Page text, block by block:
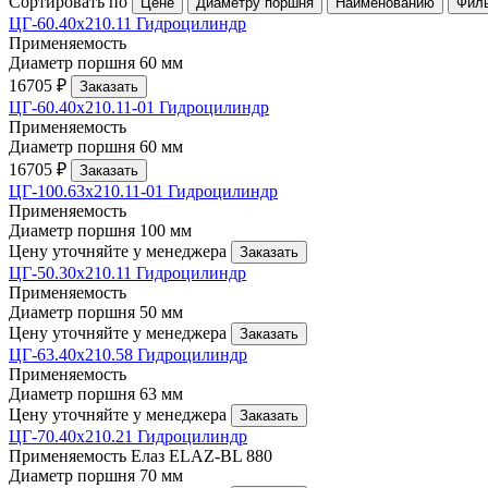
ЦГ-60.40х210.11 Гидроцилиндр
Применяемость
Диаметр поршня 60 мм
16705 ₽
Заказать
ЦГ-60.40х210.11-01 Гидроцилиндр
Применяемость
Диаметр поршня 60 мм
16705 ₽
Заказать
ЦГ-100.63х210.11-01 Гидроцилиндр
Применяемость
Диаметр поршня 100 мм
Цену уточняйте у менеджера
Заказать
ЦГ-50.30х210.11 Гидроцилиндр
Применяемость
Диаметр поршня 50 мм
Цену уточняйте у менеджера
Заказать
ЦГ-63.40х210.58 Гидроцилиндр
Применяемость
Диаметр поршня 63 мм
Цену уточняйте у менеджера
Заказать
ЦГ-70.40х210.21 Гидроцилиндр
Применяемость Елаз ELAZ-BL 880
Диаметр поршня 70 мм